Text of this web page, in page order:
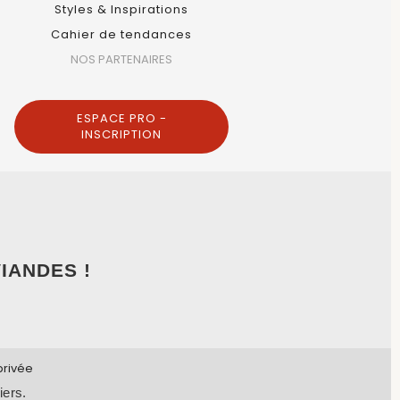
Styles & Inspirations
Cahier de tendances
NOS PARTENAIRES
ESPACE PRO -
INSCRIPTION
!